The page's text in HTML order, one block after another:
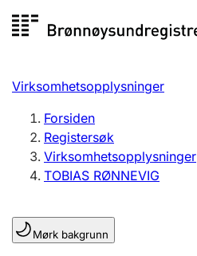
til
Registersøk
Aksjeselskap
Enkeltpersonforetak
Registrere, endre, slette
Lag og forening
Virksomhetsopplysninger
Forsiden
Registersøk
Virksomhetsopplysninger
TOBIAS RØNNEVIG
Mørk bakgrunn